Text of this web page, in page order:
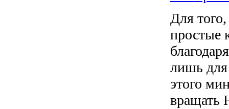
Для
простые
лишь для
этого
вращать